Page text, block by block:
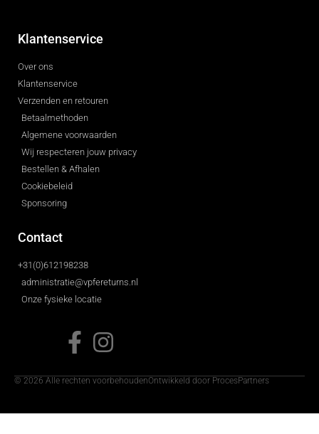
Klantenservice
Over ons
Klantenservice
Verzenden en retouren
Betaalmethoden
Algemene voorwaarden
Wij respecteren jouw privacy
Bestellen & Afhalen
Cookiebeleid
Sponsoring
Contact
+31(0)612198238
administratie@vpfereturns.nl
Onze fysieke locatie
© 2026 Alle rechten voorbehoudenOntwikkeld door ProcesPartners